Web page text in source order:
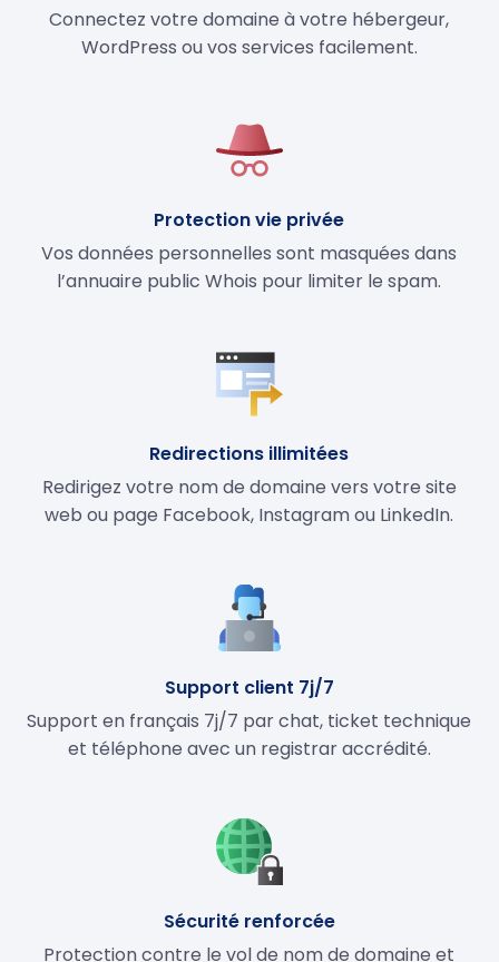
Connectez votre domaine à votre hébergeur,
WordPress ou vos services facilement.
Protection vie privée
Vos données personnelles sont masquées dans
l’annuaire public Whois pour limiter le spam.
Redirections illimitées
Redirigez votre nom de domaine vers votre site
web ou page Facebook, Instagram ou LinkedIn.
Support client 7j/7
Support en français 7j/7 par chat, ticket technique
et téléphone avec un registrar accrédité.
Sécurité renforcée
Protection contre le vol de nom de domaine et